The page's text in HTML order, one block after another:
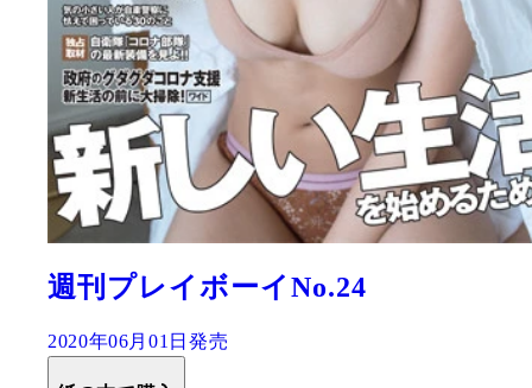
週刊プレイボーイNo.24
2020年06月01日発売